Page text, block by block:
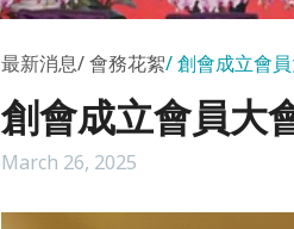
最新消息 會務花絮 創會成立會
創會成立會員大
March 26, 2025